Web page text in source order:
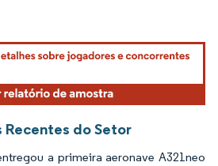
O reuso requer atribuição conforme CC BY 4.0.
do Setor
a primeira aeronave A321neo